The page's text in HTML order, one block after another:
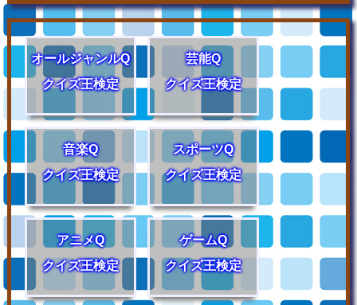
オールジャンルQ
クイズ王検定
芸能Q
クイズ王検定
音楽Q
クイズ王検定
スポーツQ
クイズ王検定
アニメQ
クイズ王検定
ゲームQ
クイズ王検定